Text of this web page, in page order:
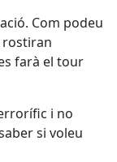
Com podeu
rostiran
farà el tour
i no
si voleu